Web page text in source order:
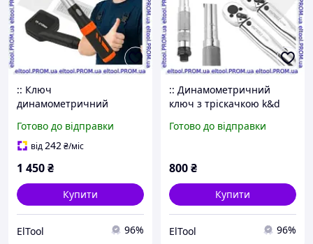
:: Ключ
динамометричний
1/2 40-210 Нм для
затягування болтів та
інструмент elTool
Готово до відправки
від242₴/міс
1 450₴
Купити
ElTool 96%
:: Динамометричний
ключ з тріскачкою k&d
для затягування болтів і
Готово до відправки
800₴
Купити
ElTool 96%